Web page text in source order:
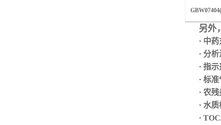
另外
· 中
· 分
· 指
· 标准
· 农
· 水
·